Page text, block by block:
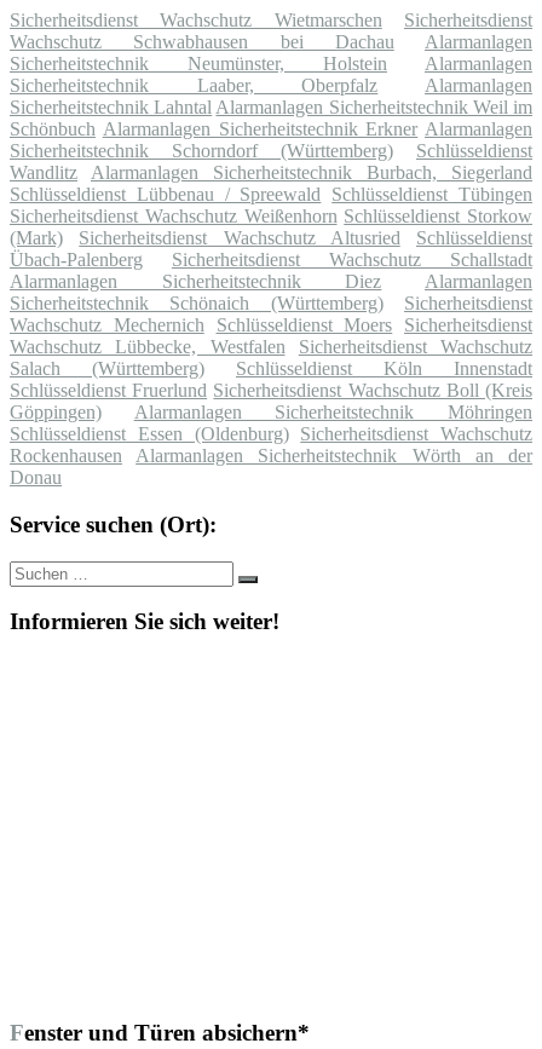
Sicherheitsdienst Wachschutz Wietmarschen
Sicherheitsdienst
Wachschutz Schwabhausen bei Dachau
Alarmanlagen
Sicherheitstechnik Neumünster, Holstein
Alarmanlagen
Sicherheitstechnik Laaber, Oberpfalz
Alarmanlagen
Sicherheitstechnik Lahntal Alarmanlagen Sicherheitstechnik Weil im
Schönbuch Alarmanlagen Sicherheitstechnik Erkner Alarmanlagen
Sicherheitstechnik Schorndorf (Württemberg)
Schlüsseldienst
Wandlitz
Alarmanlagen Sicherheitstechnik Burbach, Siegerland
Schlüsseldienst Lübbenau / Spreewald
Schlüsseldienst Tübingen
Sicherheitsdienst Wachschutz Weißenhorn Schlüsseldienst Storkow
(Mark)
Sicherheitsdienst Wachschutz Altusried
Schlüsseldienst
Übach-Palenberg
Sicherheitsdienst Wachschutz Schallstadt
Alarmanlagen Sicherheitstechnik Diez
Alarmanlagen
Sicherheitstechnik Schönaich (Württemberg)
Sicherheitsdienst
Wachschutz Mechernich
Schlüsseldienst Moers
Sicherheitsdienst
Wachschutz Lübbecke, Westfalen
Sicherheitsdienst Wachschutz
Salach (Württemberg)
Schlüsseldienst Köln Innenstadt
Schlüsseldienst Fruerlund Sicherheitsdienst Wachschutz Boll (Kreis
Göppingen)
Alarmanlagen Sicherheitstechnik Möhringen
Schlüsseldienst Essen (Oldenburg)
Sicherheitsdienst Wachschutz
Rockenhausen
Alarmanlagen Sicherheitstechnik Wörth an der
Donau
Service suchen (Ort):
Suche
nach:
Suchen
Informieren Sie sich weiter!
Fenster und Türen absichern*